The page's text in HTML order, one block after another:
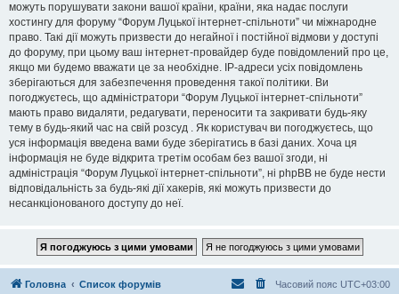
можуть порушувати закони вашої країни, країни, яка надає послуги
хостингу для форуму “Форум Луцької інтернет-спільноти” чи міжнародне
право. Такі дії можуть призвести до негайної і постійної відмови у доступі
до форуму, при цьому ваш інтернет-провайдер буде повідомлений про це,
якщо ми будемо вважати це за необхідне. IP-адреси усіх повідомлень
зберігаються для забезпечення проведення такої політики. Ви
погоджуєтесь, що адміністратори “Форум Луцької інтернет-спільноти”
мають право видаляти, редагувати, переносити та закривати будь-яку
тему в будь-який час на свій розсуд . Як користувач ви погоджуєтесь, що
уся інформація введена вами буде зберігатись в базі даних. Хоча ця
інформація не буде відкрита третім особам без вашої згоди, ні
адміністрація “Форум Луцької інтернет-спільноти”, ні phpBB не буде нести
відповідальність за будь-які дії хакерів, які можуть призвести до
несанкціонованого доступу до неї.
Головна Список форумів Часовий пояс UTC+03:00